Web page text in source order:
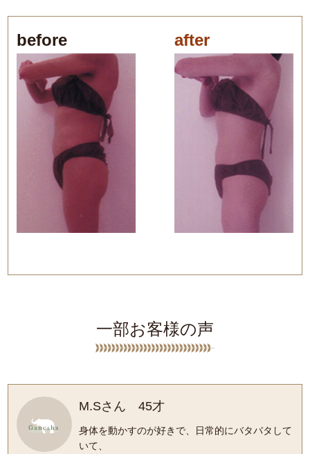
before after
一部お客様の声
M.Sさん 45才
身体を動かすのが好きで、日常的にバタバタして
いて、